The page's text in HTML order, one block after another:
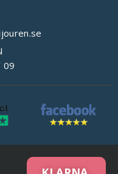
09